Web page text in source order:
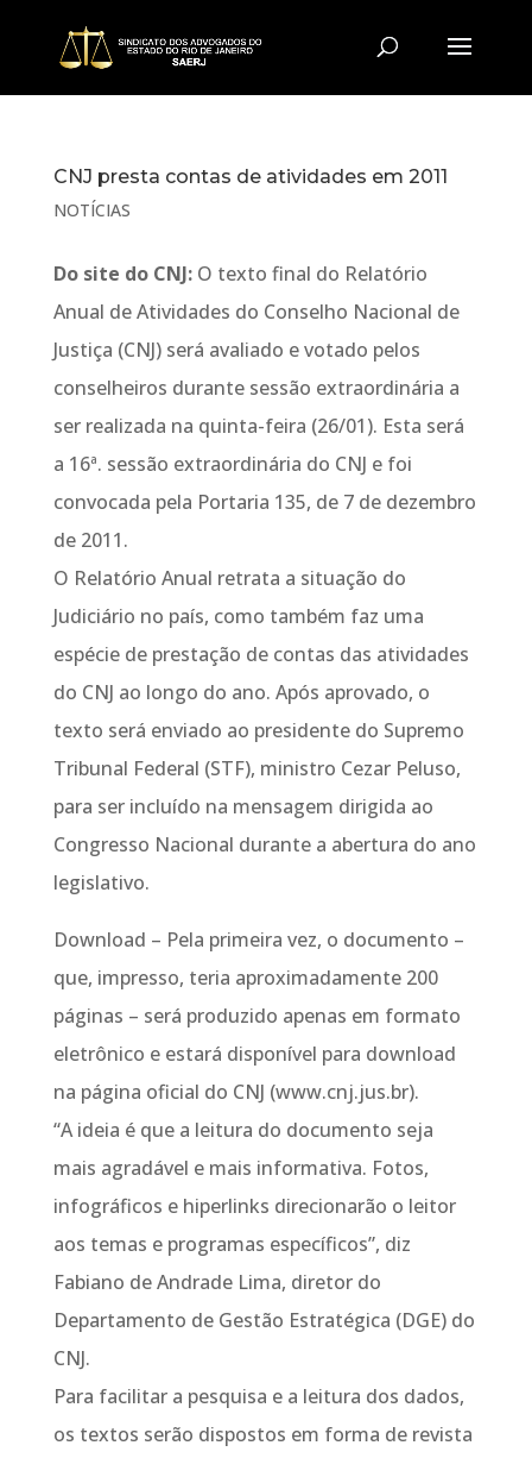
CNJ presta contas de atividades em 2011
NOTÍCIAS
Do site do CNJ: O texto final do Relatório
Anual de Atividades do Conselho Nacional de
Justiça (CNJ) será avaliado e votado pelos
conselheiros durante sessão extraordinária a
ser realizada na quinta-feira (26/01). Esta será
a 16ª. sessão extraordinária do CNJ e foi
convocada pela Portaria 135, de 7 de dezembro
de 2011.
O Relatório Anual retrata a situação do
Judiciário no país, como também faz uma
espécie de prestação de contas das atividades
do CNJ ao longo do ano. Após aprovado, o
texto será enviado ao presidente do Supremo
Tribunal Federal (STF), ministro Cezar Peluso,
para ser incluído na mensagem dirigida ao
Congresso Nacional durante a abertura do ano
legislativo.
Download – Pela primeira vez, o documento –
que, impresso, teria aproximadamente 200
páginas – será produzido apenas em formato
eletrônico e estará disponível para download
na página oficial do CNJ (www.cnj.jus.br).
“A ideia é que a leitura do documento seja
mais agradável e mais informativa. Fotos,
infográficos e hiperlinks direcionarão o leitor
aos temas e programas específicos”, diz
Fabiano de Andrade Lima, diretor do
Departamento de Gestão Estratégica (DGE) do
CNJ.
Para facilitar a pesquisa e a leitura dos dados,
os textos serão dispostos em forma de revista